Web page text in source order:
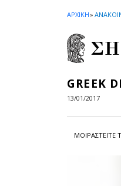
ΑΡΧΙΚΗ»
GREEK
13/01/2017
ΜΟΙΡΑΣΤEIΤΕ